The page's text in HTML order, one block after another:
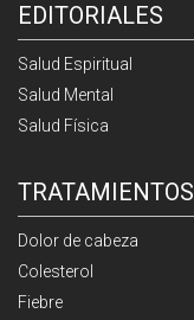
EDITORIALES
Salud Espiritual
Salud Mental
Salud Física
TRATAMIENTOS
Dolor de cabeza
Colesterol
Fiebre